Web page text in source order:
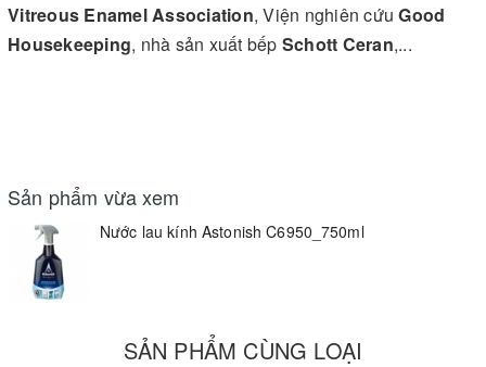
Vitreous Enamel Association, Viện nghiên cứuGood
Housekeeping, nhà sản xuất bếp Schott Ceran,...
Sản phẩm vừa xem
Nước lau kính Astonish C6950_750ml
SẢN PHẨM CÙNG LOẠI